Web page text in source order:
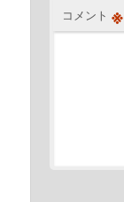
コメント ※